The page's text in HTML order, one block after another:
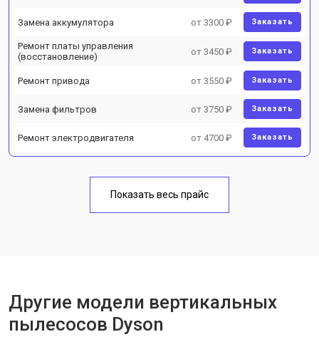
Замена аккумулятора от 3300 ₽ Заказать
Ремонт платы управления
(восстановление)
от 3450 ₽ Заказать
Ремонт привода от 3550 ₽ Заказать
Замена фильтров от 3750 ₽ Заказать
Ремонт электродвигателя от 4700 ₽ Заказать
Показать весь прайс
Другие модели вертикальных
пылесосов Dyson